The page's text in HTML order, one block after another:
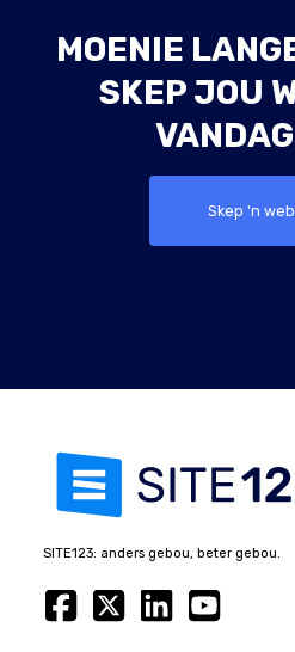
MOENIE
SKEP JOU
Skep 'n
SITE123: anders gebou, beter gebou.